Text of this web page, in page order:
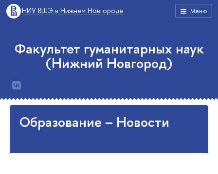
Меню
НИУ ВШЭ в Нижнем Новгороде
Факультет гуманитарных наук
(Нижний Новгород)
Образование – Новости